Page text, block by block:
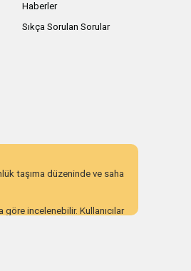
Haberler
Sıkça Sorulan Sorular
taşıma düzeninde ve saha
incelenebilir. Kullanıcılar